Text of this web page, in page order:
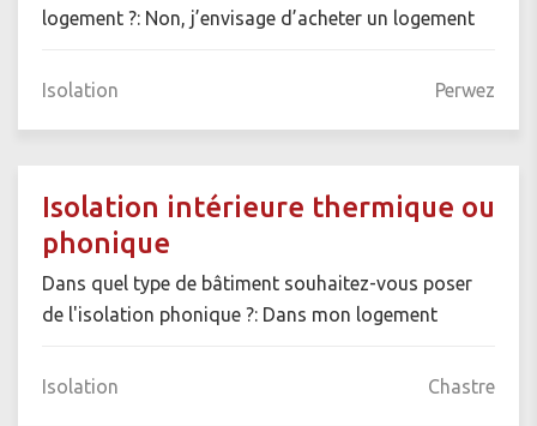
logement ?: Non, j’envisage d’acheter un logement
Isolation Perwez
Isolation intérieure thermique ou
phonique
Dans quel type de bâtiment souhaitez-vous poser
de l'isolation phonique ?: Dans mon logement
Isolation Chastre